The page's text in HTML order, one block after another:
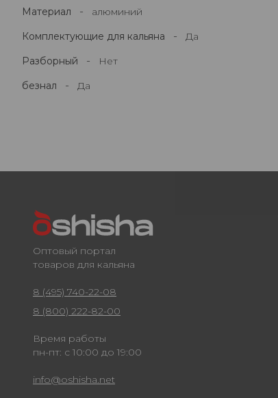
Материал
- алюминий
Комплектующие для кальяна
- Да
Разборный
-
Нет
безнал
- Да
Оптовый портал
товаров для кальяна
8 (495) 740-22-08
8 (800) 222-82-00
Время работы
пн-пт: с 10:00 до 19:00
info@oshisha.net